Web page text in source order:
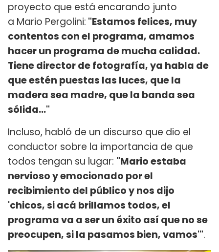
proyecto que está encarando junto
a Mario Pergolini: "Estamos felices, muy
contentos con el programa, amamos
hacer un programa de mucha calidad.
Tiene director de fotografía, ya habla de
que estén puestas las luces, que la
madera sea madre, que la banda sea
sólida..."
Incluso, habló de un discurso que dio el
conductor sobre la importancia de que
todos tengan su lugar: "Mario estaba
nervioso y emocionado por el
recibimiento del público y nos dijo
'chicos, si acá brillamos todos, el
programa va a ser un éxito así que no se
preocupen, si la pasamos bien, vamos'".